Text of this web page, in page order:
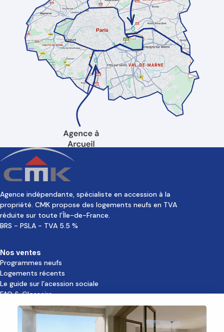
Agence indépendante, spécialiste en accession à la
propriété. CMK propose des logements neufs en TVA
réduite sur toute l’Île-de-France.
BRS - PSLA - TVA 5.5 %
Nos ventes
Programmes neufs
Logements récents
Le guide sur l’acession sociale
FAQ & Glossaire
Découvrir CMK